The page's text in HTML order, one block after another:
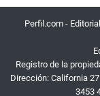
Perfil.com -
Registro de la
Dirección: California
3453